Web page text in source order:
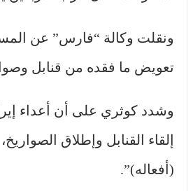
ونقلت وكالة “فارس” عن
تعويض ما فقده من قنابل
وشدد كوثري على أن أعداء
إلقاء القنابل وإطلاق
(أفعاله)”.